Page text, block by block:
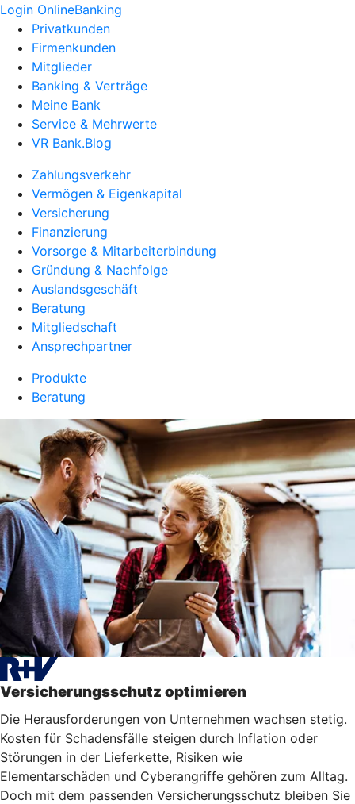
Login OnlineBanking
Privatkunden
Firmenkunden
Mitglieder
Banking & Verträge
Meine Bank
Service & Mehrwerte
VR Bank.Blog
Zahlungsverkehr
Vermögen & Eigenkapital
Versicherung
Finanzierung
Vorsorge & Mitarbeiterbindung
Gründung & Nachfolge
Auslandsgeschäft
Beratung
Mitgliedschaft
Ansprechpartner
Produkte
Beratung
Versicherungsschutz optimieren
Die Herausforderungen von Unternehmen wachsen stetig.
Kosten für Schadensfälle steigen durch Inflation oder
Störungen in der Lieferkette, Risiken wie
Elementarschäden und Cyberangriffe gehören zum Alltag.
Doch mit dem passenden Versicherungsschutz bleiben Sie